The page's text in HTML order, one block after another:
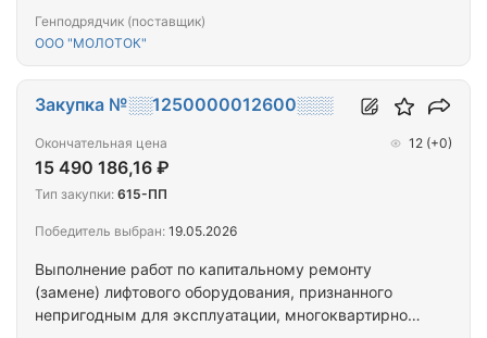
Кызыл, ул. Дружбы, д. 15.
Генподрядчик (поставщик)
ООО "МОЛОТОК"
Выполнение работ по капитальному ремонту
(замене) лифтового оборудования, признанного
непригодным для эксплуатации, многоквартирного
Закупка №░░1250000012600░░░
Окончательная цена
15 490 186,16 ₽
12 (+0)
Тип закупки: 615-ПП
Победитель выбран: 19.05.2026